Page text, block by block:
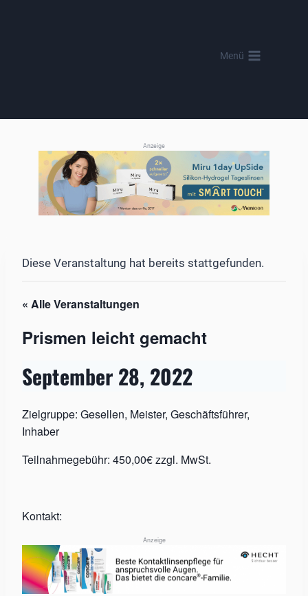
Menü
Anzeige
Diese Veranstaltung hat bereits stattgefunden.
« Alle Veranstaltungen
Prismen leicht gemacht
September 28, 2022
Zielgruppe: Gesellen, Meister, Geschäftsführer,
Inhaber
Teilnahmegebühr: 450,00€ zzgl. MwSt.
Kontakt:
Anzeige